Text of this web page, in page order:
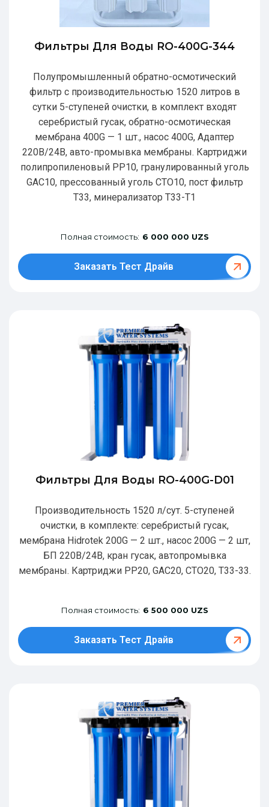
Фильтры Для Воды RO-400G-344
Полупромышленный обратно-осмотический
фильтр с производительностью 1520 литров в
сутки 5-ступеней очистки, в комплект входят
серебристый гусак, обратно-осмотическая
мембрана 400G — 1 шт., насос 400G, Адаптер
220В/24В, авто-промывка мембраны. Картриджи
полипропиленовый РР10, гранулированный уголь
GAC10, прессованный уголь CTO10, пост фильтр
T33, минерализатор Т33-Т1
Полная стоимость: 6 000 000 UZS
Заказать Тест Драйв
Фильтры Для Воды RO-400G-D01
Производительность 1520 л/сут. 5-ступеней
очистки, в комплекте: серебристый гусак,
мембрана Hidrotek 200G — 2 шт., насос 200G — 2 шт,
БП 220В/24В, кран гусак, автопромывка
мембраны. Картриджи РР20, GAC20, CTO20, T33-33.
Полная стоимость: 6 500 000 UZS
Заказать Тест Драйв